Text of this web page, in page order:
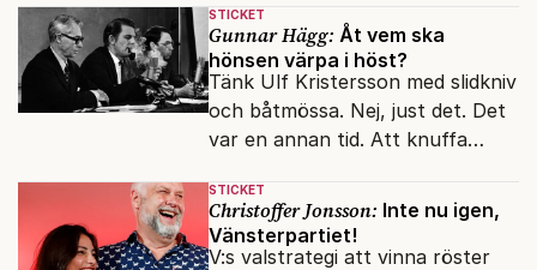
omskolningsläger?
STICKET
Gunnar Hägg: Åt vem ska
hönsen värpa i höst?
Tänk Ulf Kristersson med slidkniv
och båtmössa. Nej, just det. Det
var en annan tid. Att knuffa
otänkbart.
STICKET
Christoffer Jonsson: Inte nu igen,
Vänsterpartiet!
V:s valstrategi att vinna röster